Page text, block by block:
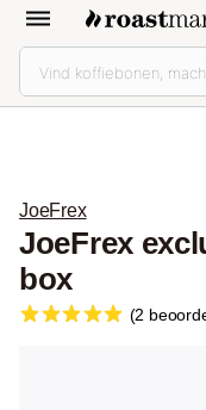
JoeFrex
JoeFrex
box
(2